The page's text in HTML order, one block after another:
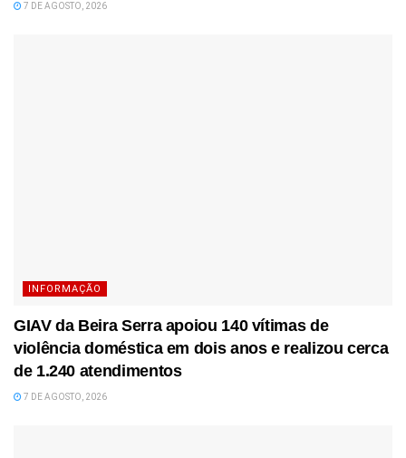
7 DE AGOSTO, 2026
INFORMAÇÃO
GIAV da Beira Serra apoiou 140 vítimas de
violência doméstica em dois anos e realizou cerca
de 1.240 atendimentos
7 DE AGOSTO, 2026